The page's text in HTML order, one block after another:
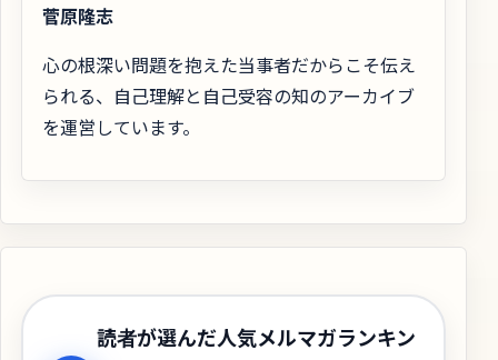
菅原隆志
心の根深い問題を抱えた当事者だからこそ伝え
られる、自己理解と自己受容の知のアーカイブ
を運営しています。
読者が選んだ人気メルマガランキン